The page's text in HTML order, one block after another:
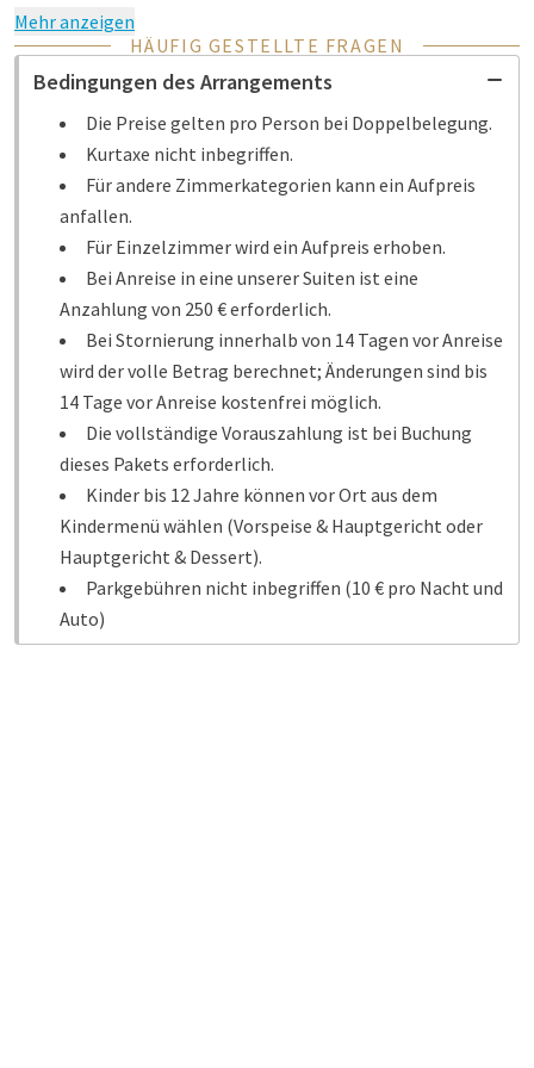
Mehr anzeigen
HÄUFIG GESTELLTE FRAGEN
Bedingungen des Arrangements
Die Preise gelten pro Person bei Doppelbelegung.
Kurtaxe nicht inbegriffen.
Für andere Zimmerkategorien kann ein Aufpreis
anfallen.
Für Einzelzimmer wird ein Aufpreis erhoben.
Bei Anreise in eine unserer Suiten ist eine
Anzahlung von 250 € erforderlich.
Bei Stornierung innerhalb von 14 Tagen vor Anreise
wird der volle Betrag berechnet; Änderungen sind bis
14 Tage vor Anreise kostenfrei möglich.
Die vollständige Vorauszahlung ist bei Buchung
dieses Pakets erforderlich.
Kinder bis 12 Jahre können vor Ort aus dem
Kindermenü wählen (Vorspeise & Hauptgericht oder
Hauptgericht & Dessert).
Parkgebühren nicht inbegriffen (10 € pro Nacht und
Auto)